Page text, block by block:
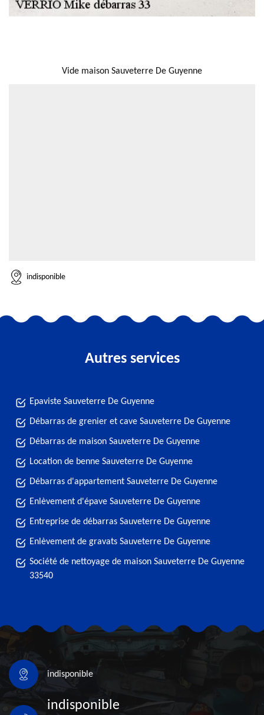
Vide maison Sauveterre De Guyenne
indisponible
Autres services
Epaviste Sauveterre De Guyenne
Débarras de grenier et cave Sauveterre De Guyenne
Débarras de maison Sauveterre De Guyenne
Location de benne Sauveterre De Guyenne
Débarras d'appartement Sauveterre De Guyenne
Enlèvement d'épave Sauveterre De Guyenne
Entreprise de débarras Sauveterre De Guyenne
Enlèvement de gravats Sauveterre De Guyenne
Société de nettoyage de maison Sauveterre De Guyenne
33540
indisponible
indisponible